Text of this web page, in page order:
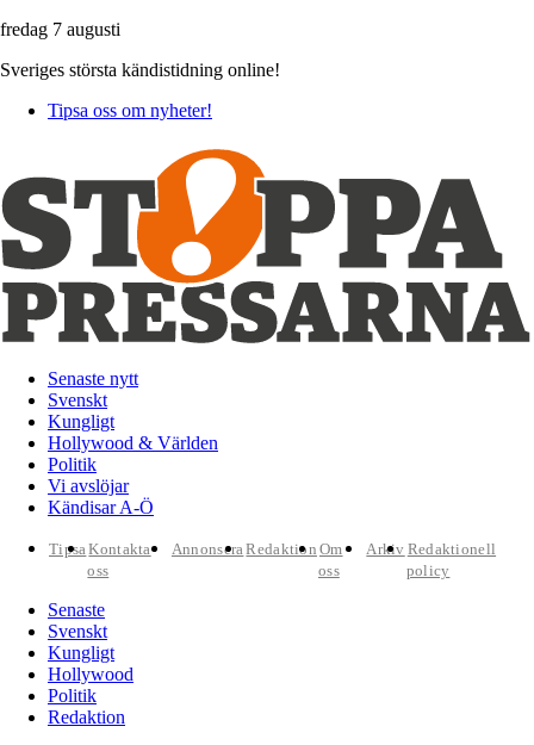
fredag 7 augusti
Sveriges största kändistidning online!
Tipsa oss om nyheter!
Senaste nytt
Svenskt
Kungligt
Hollywood & Världen
Politik
Vi avslöjar
Kändisar A-Ö
TipsaKontakta
oss
AnnonseraRedaktion Om
oss
Arkiv Redaktionell
policy
Senaste
Svenskt
Kungligt
Hollywood
Politik
Redaktion